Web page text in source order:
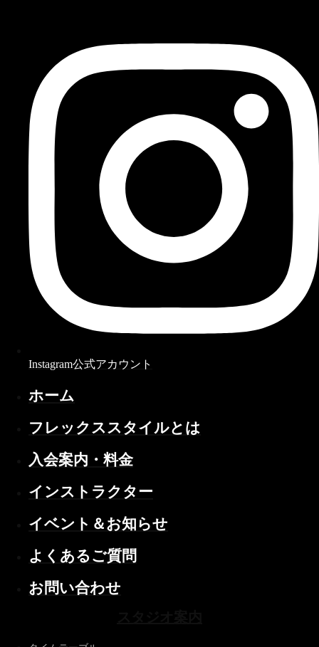
Instagram公式アカウント
ホーム
フレックススタイルとは
入会案内・料金
インストラクター
イベント＆お知らせ
よくあるご質問
お問い合わせ